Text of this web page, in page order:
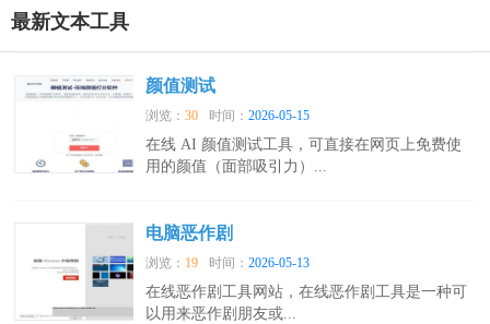
最新文本工具
颜值测试
浏览：30 时间：2026-05-15
在线 AI 颜值测试工具，可直接在网页上免费使
用的颜值（面部吸引力）...
电脑恶作剧
浏览： 19 时间：2026-05-13
在线恶作剧工具网站，在线恶作剧工具是一种可
以用来恶作剧朋友或...